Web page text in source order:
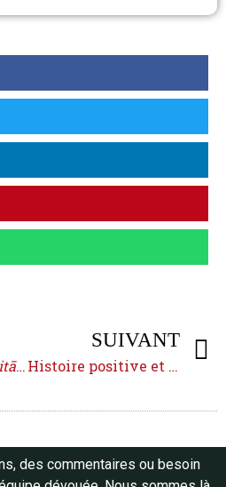
de Sībawayh en Occident
SUIVANT
Histoire positive et histoire sacrée
des commentaires ou besoin